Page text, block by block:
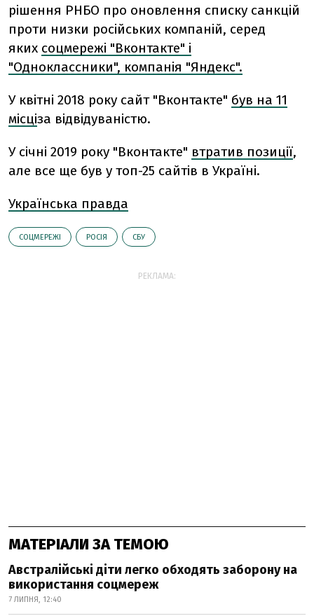
рішення РНБО про оновлення списку санкцій
проти низки російських компаній, серед
яких соцмережі "Вконтакте" і
"Одноклассники", компанія "Яндекс".
У квітні 2018 року сайт "Вконтакте" був на 11
місціза відвідуваністю.
У січні 2019 року "Вконтакте" втратив позиції,
але все ще був у топ-25 сайтів в Україні.
Українська правда
СОЦМЕРЕЖІ РОСІЯ СБУ
РЕКЛАМА:
МАТЕРІАЛИ ЗА ТЕМОЮ
Австралійські діти легко обходять заборону на
використання соцмереж
7 ЛИПНЯ, 12:40